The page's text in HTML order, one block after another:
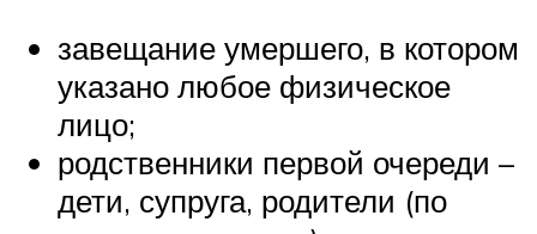
завещание умершего, в котором
указано любое физическое
лицо;
родственники первой очереди –
дети, супруга, родители (по